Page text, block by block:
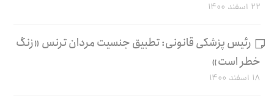
۲۲ اسفند ۱۴۰۰
رئیس پزشکی قانونی: تطبیق جنسیت مردان ترنس «زنگ
خطر است»
۱۸ اسفند ۱۴۰۰